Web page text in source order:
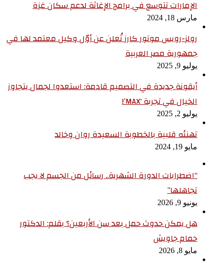
الإمارات تتوسع في برامج الإغاثة لدعم سكان غزة
مارس 18, 2024
رولز-رويس موتور كارز تُعلن عن أوّل وكيل معتمد لها في
جمهورية مصر العربية
يوليو 9, 2025
أيقونة جديدة في التصميم قادمة: استعدوا لجمال يتجاوز
الخيال في تجربة ‘MAX’!
يوليو 2, 2025
تهنئه قلبية بالخطوبة السعيدة روان وخالد
مايو 19, 2024
“اضطرابات الدورة الشهرية.. رسائل من الجسم لا يجب
تجاهلها”
يونيو 9, 2026
هل يمكن حدوث حمل بعد سن الأربعين؟ بقلم: الدكتور
حمام جاويش
مايو 8, 2026